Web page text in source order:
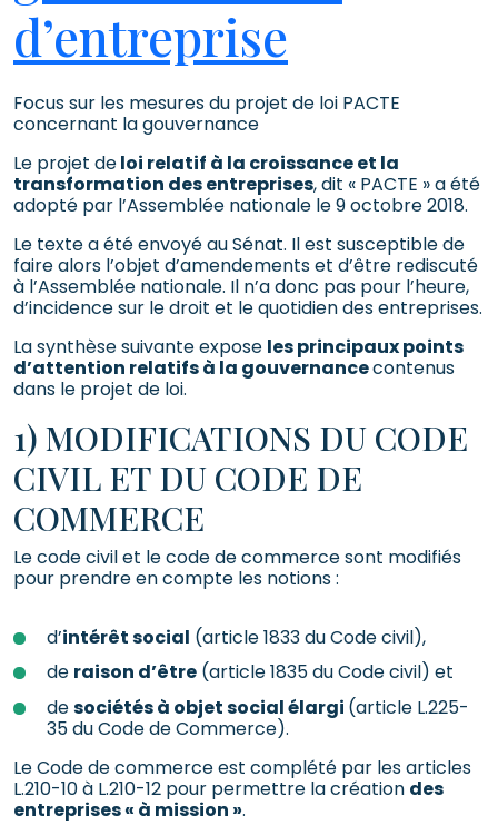
d’entreprise
Focus sur les mesures du projet de loi PACTE
concernant la gouvernance
Le projet deloi relatif à la croissance et la
transformation des entreprises, dit « PACTE » a été
adopté par l’Assemblée nationale le 9 octobre 2018.
Le texte a été envoyé au Sénat. Il est susceptible de
faire alors l’objet d’amendements et d’être rediscuté
à l’Assemblée nationale. Il n’a donc pas pour l’heure,
d’incidence sur le droit et le quotidien des entreprises.
La synthèse suivante expose les principaux points
d’attention relatifs à la gouvernancecontenus
dans le projet de loi.
1) MODIFICATIONS DU CODE
CIVIL ET DU CODE DE
COMMERCE
Le code civil et le code de commerce sont modifiés
pour prendre en compte les notions :
d’intérêt social (article 1833 du Code civil),
de raison d’être (article 1835 du Code civil) et
desociétés à objet social élargi (article L.225-
35 du Code de Commerce).
Le Code de commerce est complété par les articles
L.210-10 à L.210-12 pour permettre la création des
entreprises « à mission ».